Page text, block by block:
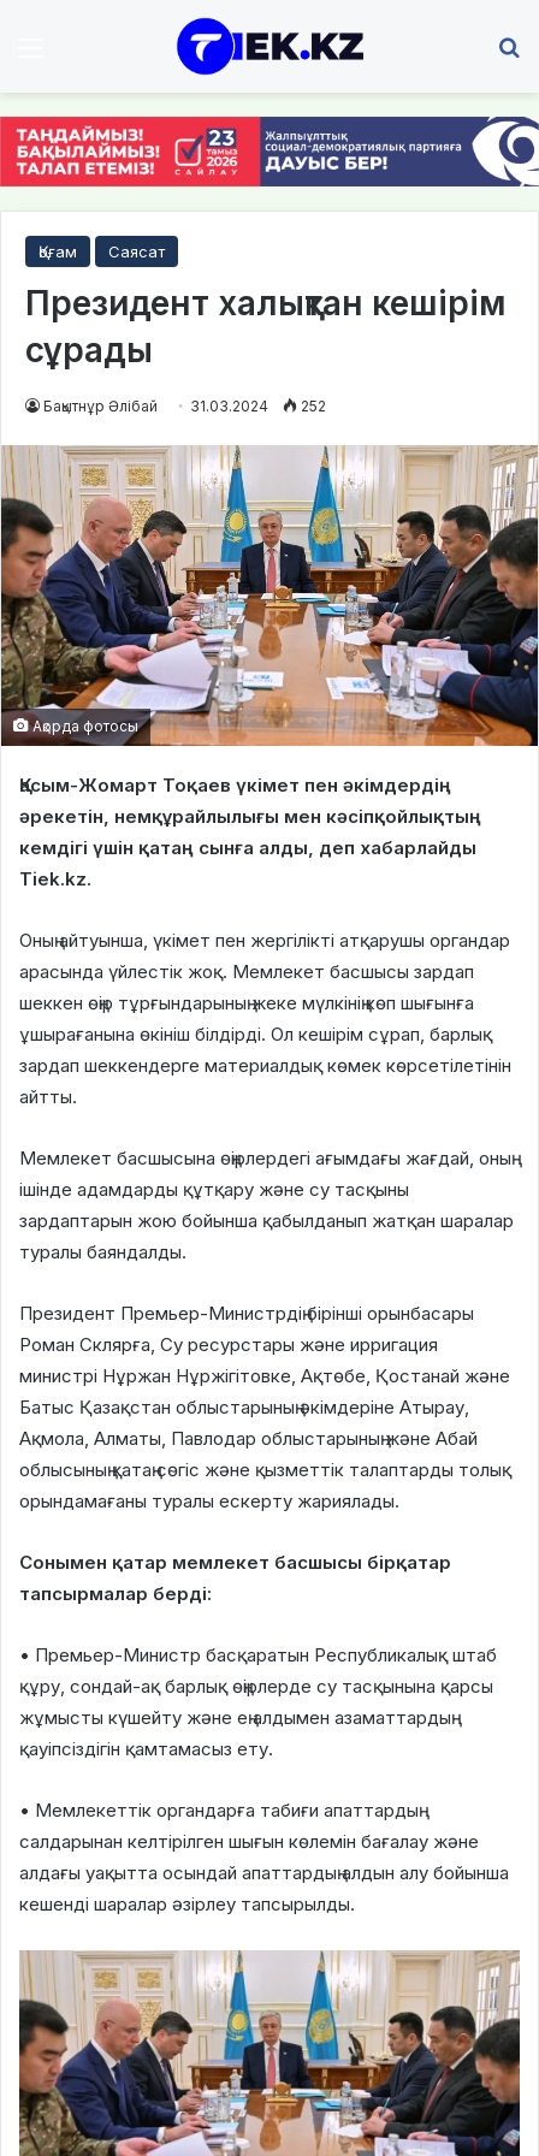
Қоғам Саясат
Президент халықтан кешірім
сұрады
Бақытнұр Әлібай 31.03.2024 252
Ақорда фотосы
Қасым-Жомарт Тоқаев үкімет пен әкімдердің
әрекетін, немқұрайлылығы мен кәсіпқойлықтың
кемдігі үшін қатаң сынға алды, деп хабарлайды
Tiek.kz.
Оның айтуынша, үкімет пен жергілікті атқарушы органдар
арасында үйлестік жоқ. Мемлекет басшысы зардап
шеккен өңір тұрғындарының жеке мүлкінің көп шығынға
ұшырағанына өкініш білдірді. Ол кешірім сұрап, барлық
зардап шеккендерге материалдық көмек көрсетілетінін
айтты.
Мемлекет басшысына өңірлердегі ағымдағы жағдай, оның
ішінде адамдарды құтқару және су тасқыны
зардаптарын жою бойынша қабылданып жатқан шаралар
туралы баяндалды.
Президент Премьер-Министрдің бірінші орынбасары
Роман Склярға, Су ресурстары және ирригация
министрі Нұржан Нұржігітовке, Ақтөбе, Қостанай және
Батыс Қазақстан облыстарының әкімдеріне Атырау,
Ақмола, Алматы, Павлодар облыстарының және Абай
облысының қатаң сөгіс және қызметтік талаптарды толық
орындамағаны туралы ескерту жариялады.
Сонымен қатар мемлекет басшысы бірқатар
тапсырмалар берді:
• Премьер-Министр басқаратын Республикалық штаб
құру, сондай-ақ барлық өңірлерде су тасқынына қарсы
жұмысты күшейту және ең алдымен азаматтардың
қауіпсіздігін қамтамасыз ету.
• Мемлекеттік органдарға табиғи апаттардың
салдарынан келтірілген шығын көлемін бағалау және
алдағы уақытта осындай апаттардың алдын алу бойынша
кешенді шаралар әзірлеу тапсырылды.